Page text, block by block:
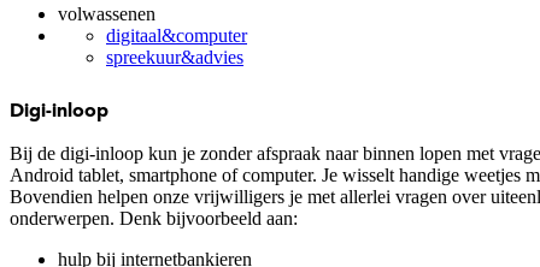
volwassenen
digitaal&computer
spreekuur&advies
Digi-inloop
Bij de digi-inloop kun je zonder afspraak naar binnen lopen met
Android tablet, smartphone of computer. Je wisselt handige weetjes
Bovendien helpen onze vrijwilligers je met allerlei vragen over
onderwerpen. Denk bijvoorbeeld aan:
hulp bij internetbankieren